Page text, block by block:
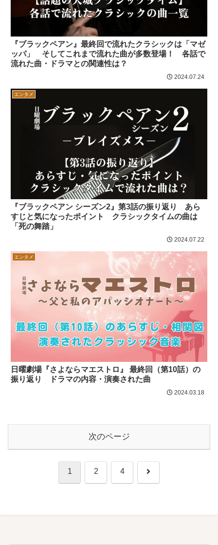
『ブラックペアン』最終回で流れたクラシックは「マゼ
ッパ」 そしてこれまで流れた曲が多数登場！ 各話で
流れた曲・ドラマとの関連性は？
2024.07.24
エンタメ
『ブラックペアン シーズン2』第3話の振り返り あら
すじと気になったポイント クラシックタイムの曲は
「死の舞踏」
2024.07.22
エンタメ
日曜劇場『さよならマエストロ』 最終回（第10話）の
振り返り ドラマの内容・演奏された曲
2024.03.18
次のページ
1 2 4 次